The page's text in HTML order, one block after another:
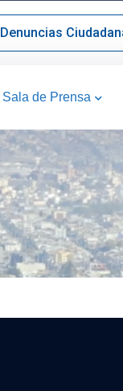
Denuncias
Sala de Prensa